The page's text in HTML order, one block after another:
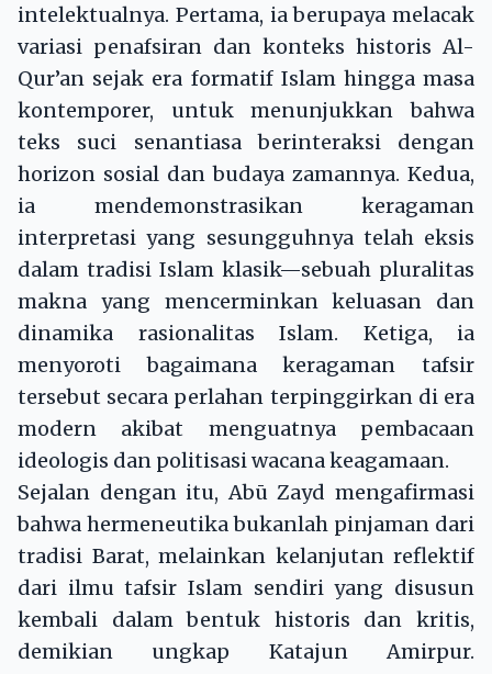
intelektualnya. Pertama, ia berupaya melacak
variasi penafsiran dan konteks historis Al-
Qur’an sejak era formatif Islam hingga masa
kontemporer, untuk menunjukkan bahwa
teks suci senantiasa berinteraksi dengan
horizon sosial dan budaya zamannya. Kedua,
ia mendemonstrasikan keragaman
interpretasi yang sesungguhnya telah eksis
dalam tradisi Islam klasik—sebuah pluralitas
makna yang mencerminkan keluasan dan
dinamika rasionalitas Islam. Ketiga, ia
menyoroti bagaimana keragaman tafsir
tersebut secara perlahan terpinggirkan di era
modern akibat menguatnya pembacaan
ideologis dan politisasi wacana keagamaan.
Sejalan dengan itu, Abū Zayd mengafirmasi
bahwa hermeneutika bukanlah pinjaman dari
tradisi Barat, melainkan kelanjutan reflektif
dari ilmu tafsir Islam sendiri yang disusun
kembali dalam bentuk historis dan kritis,
demikian ungkap Katajun Amirpur.